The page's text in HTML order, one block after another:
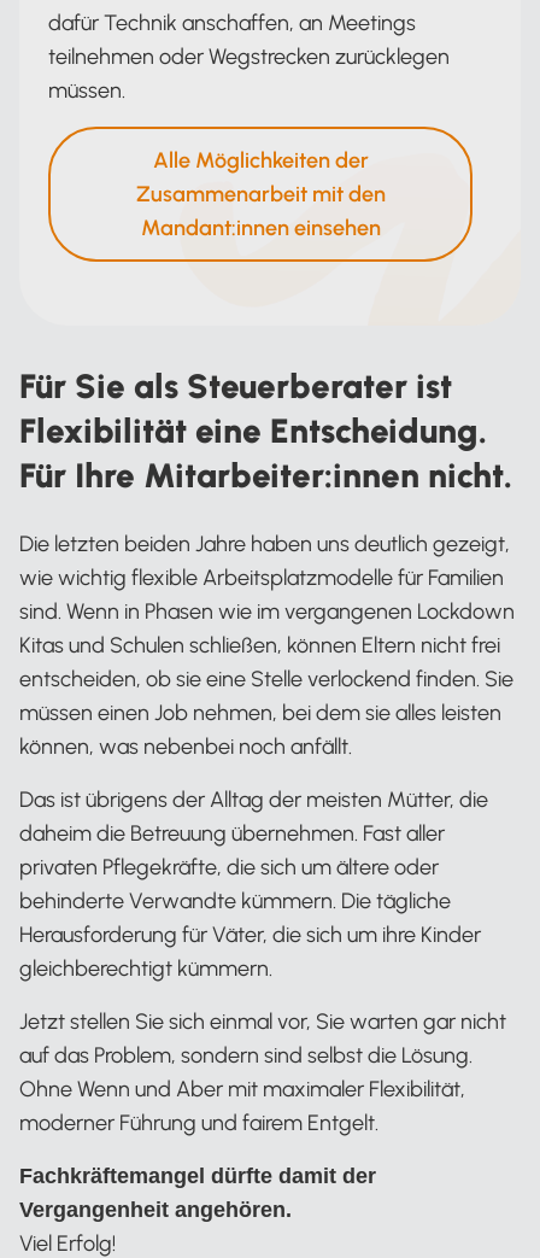
dafür Technik anschaffen, an Meetings
teilnehmen oder Wegstrecken zurücklegen
müssen.
Alle Möglichkeiten der
Zusammenarbeit mit den
Mandant:innen einsehen
Für Sie als Steuerberater ist
Flexibilität eine Entscheidung.
Für Ihre Mitarbeiter:innen nicht.
Die letzten beiden Jahre haben uns deutlich gezeigt,
wie wichtig flexible Arbeitsplatzmodelle für Familien
sind. Wenn in Phasen wie im vergangenen Lockdown
Kitas und Schulen schließen, können Eltern nicht frei
entscheiden, ob sie eine Stelle verlockend finden. Sie
müssen einen Job nehmen, bei dem sie alles leisten
können, was nebenbei noch anfällt.
Das ist übrigens der Alltag der meisten Mütter, die
daheim die Betreuung übernehmen. Fast aller
privaten Pflegekräfte, die sich um ältere oder
behinderte Verwandte kümmern. Die tägliche
Herausforderung für Väter, die sich um ihre Kinder
gleichberechtigt kümmern.
Jetzt stellen Sie sich einmal vor, Sie warten gar nicht
auf das Problem, sondern sind selbst die Lösung.
Ohne Wenn und Aber mit maximaler Flexibilität,
moderner Führung und fairem Entgelt.
Fachkräftemangel dürfte damit der
Vergangenheit angehören.
Viel Erfolg!